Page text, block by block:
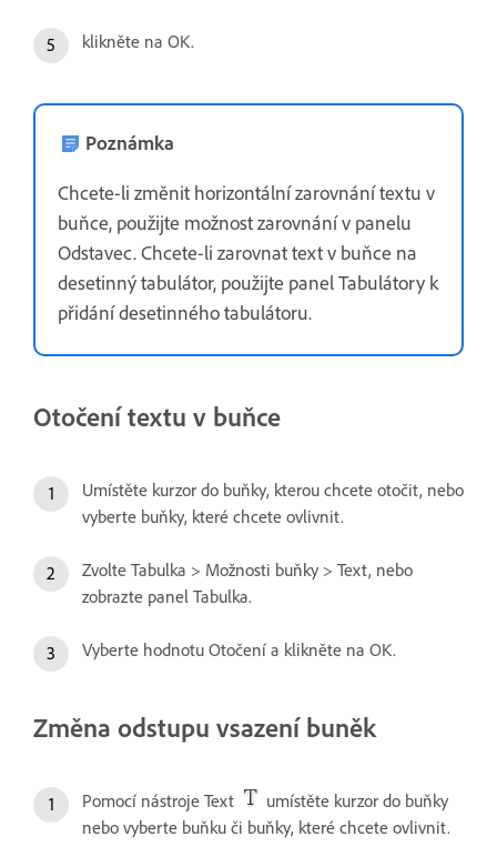
klikněte na OK.
Poznámka
Chcete-li změnit horizontální zarovnání textu v
buňce, použijte možnost zarovnání v panelu
Odstavec. Chcete-li zarovnat text v buňce na
desetinný tabulátor, použijte panel Tabulátory k
přidání desetinného tabulátoru.
Otočení textu v buňce
Umístěte kurzor do buňky, kterou chcete otočit, nebo
vyberte buňky, které chcete ovlivnit.
Zvolte Tabulka > Možnosti buňky > Text, nebo
zobrazte panel Tabulka.
Vyberte hodnotu Otočení a klikněte na OK.
Změna odstupu vsazení buněk
Pomocí nástroje Text
umístěte kurzor do buňky
nebo vyberte buňku či buňky, které chcete ovlivnit.